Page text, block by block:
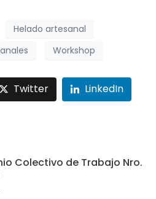
Helado artesanal
Workshop
Twitter LinkedIn
Colectivo de Trabajo Nro.